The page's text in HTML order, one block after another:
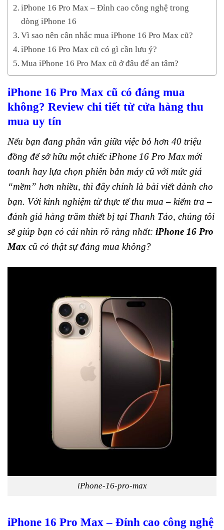
iPhone 16 Pro Max – Đỉnh cao công nghệ trong
dòng iPhone 16
Vì sao nên cân nhắc mua iPhone 16 Pro Max cũ?
iPhone 16 Pro Max cũ có gì cần lưu ý?
Mua iPhone 16 Pro Max cũ ở đâu để an tâm?
iPhone 16 Pro Max cũ có đáng mua
không? Review chi tiết từ cửa hàng thu
mua uy tín
Nếu bạn đang phân vân giữa việc bỏ hơn 40 triệu
đồng để sở hữu một chiếc iPhone 16 Pro Max mới
toanh hay lựa chọn phiên bản máy cũ với mức giá
“mềm” hơn nhiều, thì đây chính là bài viết dành cho
bạn. Với kinh nghiệm từ thực tế thu mua – kiểm tra –
đánh giá hàng trăm thiết bị tại Thanh Táo, chúng tôi
sẽ giúp bạn có cái nhìn rõ ràng nhất: iPhone 16 Pro
Max cũ có thật sự đáng mua không?
iPhone-16-pro-max
iPhone 16 Pro Max – Đỉnh cao công nghệ